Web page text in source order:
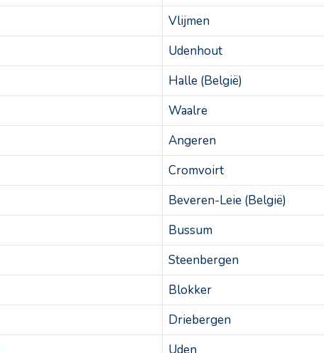
Vlijmen
Udenhout
Halle (België)
Waalre
Angeren
Cromvoirt
Beveren-Leie (België)
Bussum
Steenbergen
Blokker
Driebergen
Uden